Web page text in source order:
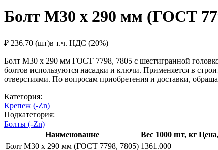
Болт М30 х 290 мм (ГОСТ
₽ 236.70 (шт)в т.ч. НДС (20%)
Болт М30 х 290 мм ГОСТ 7798, 7805 с шестигранной
болтов используются насадки и ключи. Применяется в
отверстиями. По вопросам приобретения и доставки,
Категория:
Крепеж (-Zn)
Подкатегория:
Болты (-Zn)
Наименование
Вес 1000 шт, кг
Болт М30 х 290 мм (ГОСТ 7798, 7805) 1361.000